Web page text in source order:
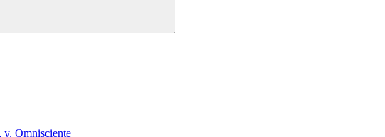
Buscar
y, Omnisciente